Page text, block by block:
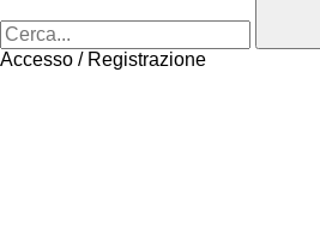
Accesso / Registrazione